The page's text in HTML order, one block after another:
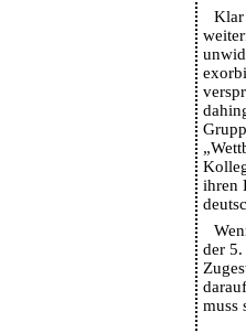
Klar
ihren
der
muss